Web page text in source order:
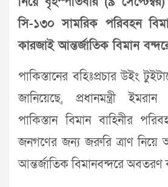
সি-১৩০ সামরিক পরিবহন
কারজাই আন্তর্জাতিক বিমান
পাকিস্তানের বহিঃপ্রচার উইং
জানিয়েছে, প্রধানমন্ত্রী
পাকিস্তান বিমান বাহিনীর
জনগণের জন্য জরুরি ত্রাণ নিয়ে
আন্তর্জাতিক বিমানবন্দরে অবতরণ